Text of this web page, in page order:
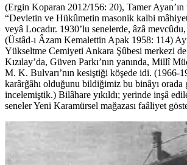
(Ergin Koparan 2012/156: 20), Tamer
“Devletin ve Hükûmetin masonik kalbi
veyâ Locadır. 1930’lu senelerde, âzâ
(Üstâd-ı Âzam Kemalettin Apak 1958: 114)
Yükseltme Cemiyeti Ankara Şûbesi merkezi
Kızılay’da, Güven Parkı’nın yanında, Millî
M. K. Bulvarı’nın kesiştiği köşede idi. (1966-
karârg̃âhı olduğunu bildiğimiz bu binâyı orada
incelemiştik.) Bilâhare yıkıldı; yerinde inşâ
seneler Yeni Karamürsel mağazası faâliyet